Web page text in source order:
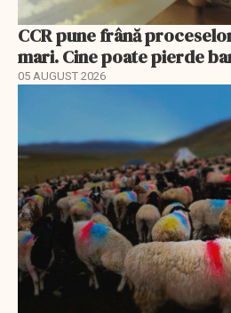
CCR pune frână
mari. Cine poate pierde
05 AUGUST 2026